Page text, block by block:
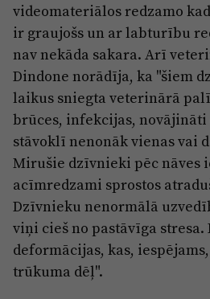
videomateriālos redzamo
ir graujošs un ar labturību
nav nekāda sakara. Arī
Dindone norādīja, ka "šiem
laikus sniegta veterinārā
brūces, infekcijas, novājināti
stāvoklī nenonāk vienas vai
Mirušie dzīvnieki pēc nāves
acīmredzami sprostos
Dzīvnieku nenormālā
viņi cieš no pastāvīga stresa.
deformācijas, kas,
trūkuma dēļ".